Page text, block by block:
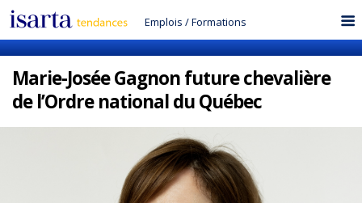
Emplois /Formations
Marie-Josée Gagnon future chevalière
de l’Ordre national du Québec